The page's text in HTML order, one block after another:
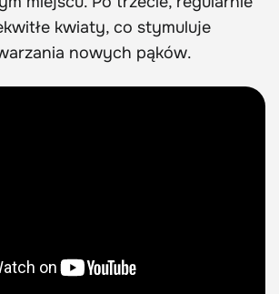
kwiaty, co stymuluje
nowych pąków.